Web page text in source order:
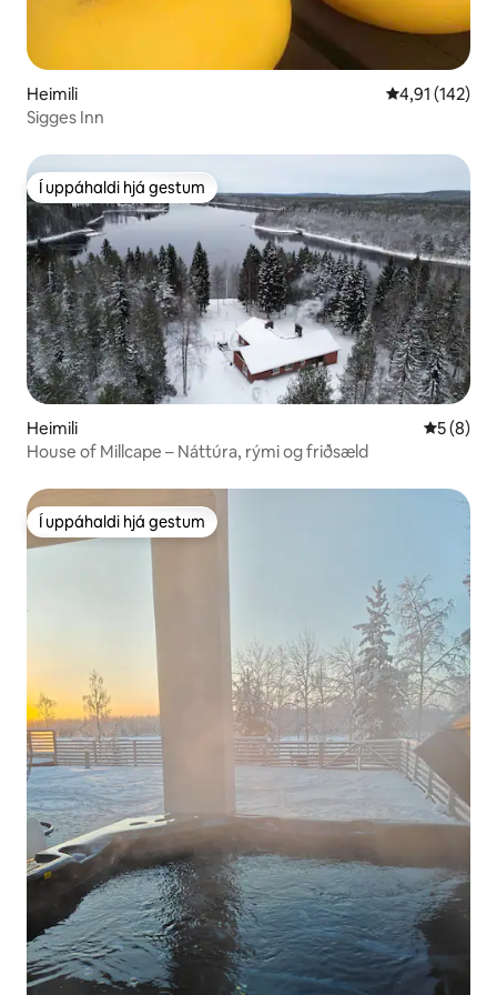
Heimili 4,91 af 5 í
4,91 (142)
Sigges Inn
Í uppáhaldi hjá gestum
Í uppáhaldi hjá gestum
Heimili 5 af 5 í
5 (8)
House of Millcape – Náttúra, rými og friðsæld
Í uppáhaldi hjá gestum
Í uppáhaldi hjá gestum